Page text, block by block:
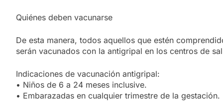
Quiénes deben vacunarse
De esta manera, todos aquellos que estén
serán vacunados con la antigripal en los centros de
Indicaciones de vacunación antigripal:
• Niños de 6 a 24 meses inclusive.
• Embarazadas en cualquier trimestre de la gestación.